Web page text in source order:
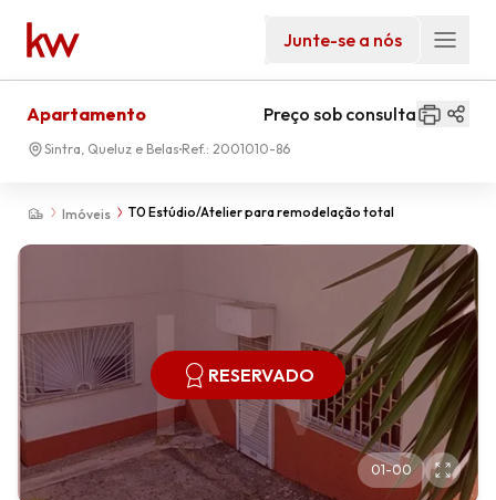
Junte-se a nós
Imóveis T0 Estúdio/Atelier para remodelação total
Apartamento Preço sob consulta
Sintra, Queluz e Belas Ref.: 2001010-86
RESERVADO
01-00